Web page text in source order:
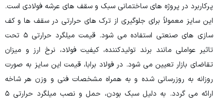
پرکاربرد در پروژه های ساختمانی سبک و سقف های عرشه فولادی است.
این سایز معمولاً برای جلوگیری از ترک های حرارتی در سقف ها و کف
سازی های صنعتی استفاده می شود. قیمت میلگرد حرارتی ۵ تحت
تاثیر عواملی مانند برند تولیدکننده، کیفیت فولاد، نرخ ارز و میزان
تقاضای بازار تعیین می شود. در فولاد برابا، قیمت این سایز به صورت
روزانه به روزرسانی شده و به همراه مشخصات فنی و وزن هر شاخه
ارائه می گردد. به دلیل سبک بودن، حمل و نصب میلگرد حرارتی ۵